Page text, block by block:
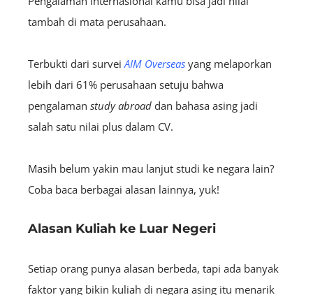
tambah di mata perusahaan.
Terbukti dari surveiAIM Overseas yang melaporkan
lebih dari 61% perusahaan setuju bahwa
pengalaman study abroad dan bahasa asing jadi
salah satu nilai plus dalam CV.
Masih belum yakin mau lanjut studi ke negara lain?
Coba baca berbagai alasan lainnya, yuk!
Alasan Kuliah ke Luar Negeri
Setiap orang punya alasan berbeda, tapi ada banyak
faktor yang bikin kuliah di negara asing itu menarik